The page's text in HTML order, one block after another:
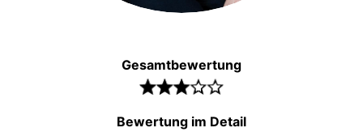
Gesamtbewertung
Bewertung im Detail